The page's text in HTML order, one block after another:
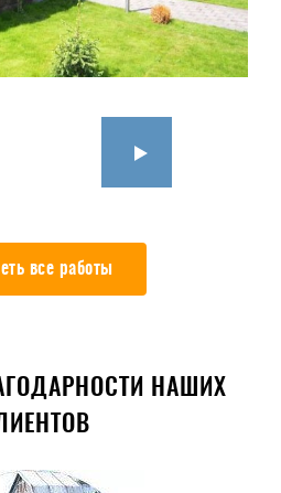
все работы
НАШИХ